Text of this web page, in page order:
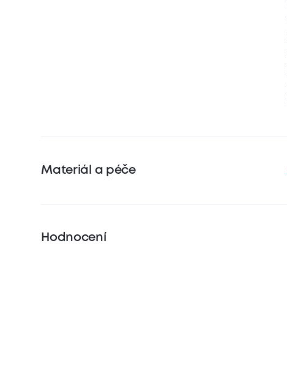
Materiál a péče
Hodnocení